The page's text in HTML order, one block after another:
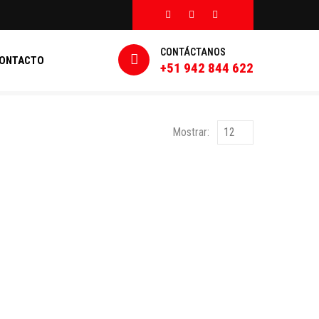
CONTÁCTANOS
+51 942 844 622
Mostrar: